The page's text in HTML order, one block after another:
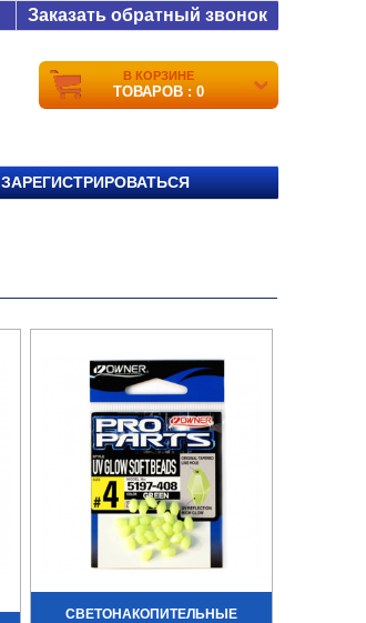
Заказать обратный звонок
В КОРЗИНЕ
ТОВАРОВ : 0
ЗАРЕГИСТРИРОВАТЬСЯ
СВЕТОНАКОПИТЕЛЬНЫЕ